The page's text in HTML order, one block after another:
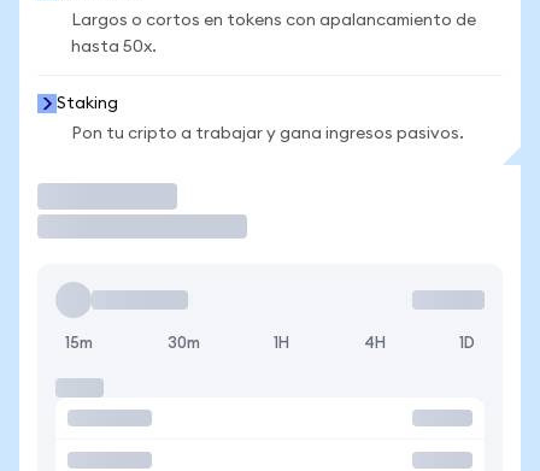
Largos o cortos en tokens con apalancamiento de
hasta 50x.
Staking
Pon tu cripto a trabajar y gana ingresos pasivos.
15m 30m 1H 4H 1D